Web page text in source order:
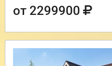
от 2299900